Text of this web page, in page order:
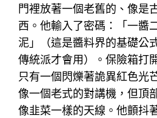
門裡放著一個老舊的、像是
西。他輸入了密碼：「一醬
泥」（這是醬料界的基礎公
傳統派才會用）。保險箱打
只有一個閃爍著詭異紅色光
像一個老式的對講機，但頂
像韭菜一樣的天線。他顫抖